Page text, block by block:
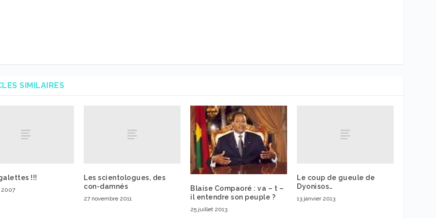
SIMILAIRES
!!!
2007
Les scientologues, des
con-damnés
27 novembre 2011
Blaise Compaoré : va – t –
il entendre son peuple ?
25 juillet 2013
Le coup de gueule de
Dyonisos…
13 janvier 2013